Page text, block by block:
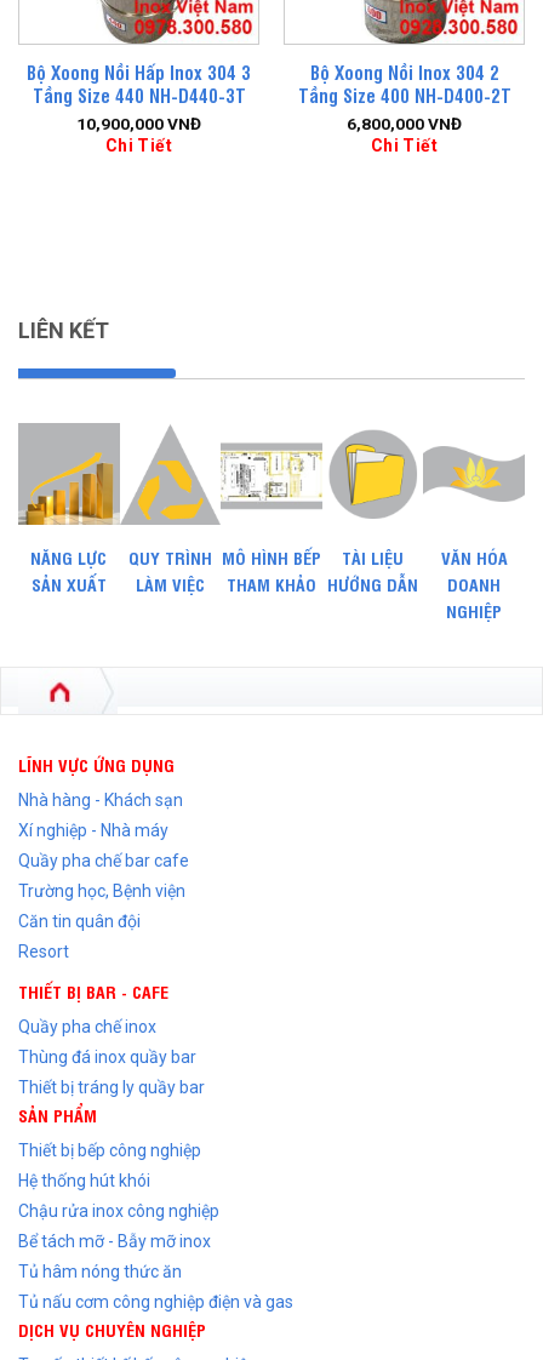
Bộ Xoong Nồi Hấp Inox 304 3
Tầng Size 440 NH-D440-3T
10,900,000VNĐ
Chi Tiết
Bộ Xoong Nồi Inox 304 2
Tầng Size 400 NH-D400-2T
6,800,000VNĐ
Chi Tiết
LIÊN KẾT
NĂNG LỰC
SẢN XUẤT
QUY TRÌNH
LÀM VIỆC
MÔ HÌNH BẾP
THAM KHẢO
TÀI LIỆU
HƯỚNG DẪN
VĂN HÓA
DOANH
NGHIỆP
LĨNH VỰC ỨNG DỤNG
Nhà hàng - Khách sạn
Xí nghiệp - Nhà máy
Quầy pha chế bar cafe
Trường học, Bệnh viện
Căn tin quân đội
Resort
THIẾT BỊ BAR - CAFE
Quầy pha chế inox
Thùng đá inox quầy bar
Thiết bị tráng ly quầy bar
SẢN PHẨM
Thiết bị bếp công nghiệp
Hệ thống hút khói
Chậu rửa inox công nghiệp
Bể tách mỡ - Bẫy mỡ inox
Tủ hâm nóng thức ăn
Tủ nấu cơm công nghiệp điện và gas
DỊCH VỤ CHUYÊN NGHIỆP